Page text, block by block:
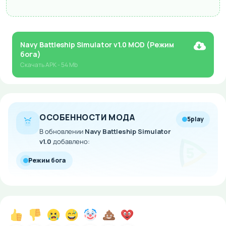
Navy Battleship Simulator v1.0 MOD (Режим
бога)
СкачатьAPK- 54 Mb
ОСОБЕННОСТИ МОДА
В обновлении Navy Battleship Simulator
v1.0 добавлено:
5play
Режим бога